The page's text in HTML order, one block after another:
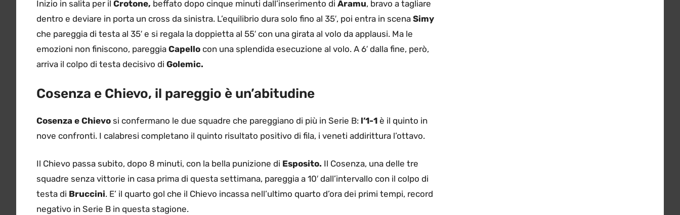
Inizio in salita per il Crotone, beffato dopo cinque minuti dall’inserimento di Aramu, bravo a tagliare
dentro e deviare in porta un cross da sinistra. L’equilibrio dura solo fino al 35′, poi entra in scena Simy
che pareggia di testa al 35′ e si regala la doppietta al 55′ con una girata al volo da applausi. Ma le
emozioni non finiscono, pareggia Capello con una splendida esecuzione al volo. A 6′ dalla fine, però,
arriva il colpo di testa decisivo di Golemic.
Cosenza e Chievo, il pareggio è un’abitudine
Cosenza e Chievo si confermano le due squadre che pareggiano di più in Serie B: l’1-1 è il quinto in
nove confronti. I calabresi completano il quinto risultato positivo di fila, i veneti addirittura l’ottavo.
Il Chievo passa subito, dopo 8 minuti, con la bella punizione di Esposito. Il Cosenza, una delle tre
squadre senza vittorie in casa prima di questa settimana, pareggia a 10′ dall’intervallo con il colpo di
testa di Bruccini. E’ il quarto gol che il Chievo incassa nell’ultimo quarto d’ora dei primi tempi, record
negativo in Serie B in questa stagione.